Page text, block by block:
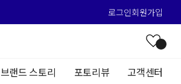
로그인회원가입
브랜드 스토리 포토리뷰 고객센터